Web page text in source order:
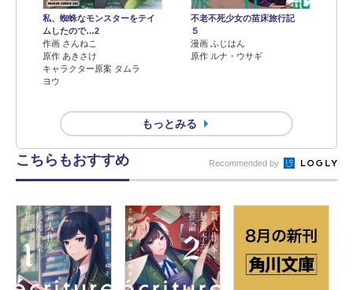
私、蜘蛛なモンスターをテイ
ムしたので…2
作画 さんねこ
原作 あきさけ
キャラクター原案 タムラ
ヨウ
不老不死少女の苗床旅行記
５
漫画 ふじはん
原作 ルナ・ウサギ
もっとみる
こちらもおすすめ Recommended by